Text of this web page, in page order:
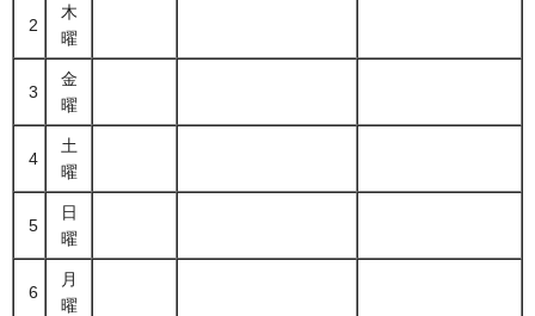
2
木
曜
3
金
曜
4
土
曜
5
日
曜
6
月
曜